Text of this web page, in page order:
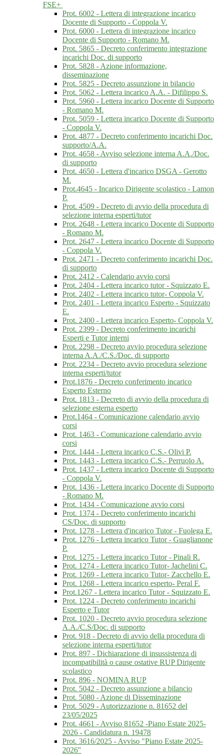
FSE+
Prot. 6002 - Lettera di integrazione incarico
Docente di Supporto - Coppola V.
Prot. 6000 - Lettera di integrazione incarico
Docente di Supporto - Romano M.
Prot. 5865 - Decreto conferimento integrazione
incarichi Doc. di supporto
Prot. 5828 - Azione informazione,
disseminazione
Prot. 5825 - Decreto assunzione in bilancio
Prot. 5062 - Lettera incarico A.A. - Difilippo S.
Prot. 5960 - Lettera incarico Docente di Supporto
- Romano M.
Prot. 5059 - Lettera incarico Docente di Supporto
- Coppola V.
Prot. 4877 - Decreto conferimento incarichi Doc.
supporto/A.A.
Prot. 4658 - Avviso selezione interna A.A./Doc.
di supporto
Prot. 4650 - Lettera d'incarico DSGA - Gerotto
M.
Prot.4645 - Incarico Dirigente scolastico - Lamon
P.
Prot. 4509 - Decreto di avvio della procedura di
selezione interna esperti/tutor
Prot. 2648 - Lettera incarico Docente di Supporto
- Romano M.
Prot. 2647 - Lettera incarico Docente di Supporto
- Coppola V.
Prot. 2471 - Decreto conferimento incarichi Doc.
di supporto
Prot. 2412 - Calendario avvio corsi
Prot. 2404 - Lettera incarico tutor - Squizzato E.
Prot. 2402 - Lettera incarico tutor- Coppola V.
Prot. 2401 - Lettera incarico Esperto - Squizzato
E.
Prot. 2400 - Lettera incarico Esperto- Coppola V.
Prot. 2399 - Decreto conferimento incarichi
Esperti e Tutor interni
Prot. 2298 - Decreto avvio procedura selezione
interna A.A./C.S./Doc. di supporto
Prot. 2234 - Decreto avvio procedura selezione
interna esperti/tutor
Prot.1876 - Decreto conferimento incarico
Esperto Esterno
Prot. 1813 - Decreto di avvio della procedura di
selezione esterna esperto
Prot.1464 - Comunicazione calendario avvio
corsi
Prot. 1463 - Comunicazione calendario avvio
corsi
Prot. 1444 - Lettera incarico C.S.- Olivi P.
Prot. 1443 - Lettera incarico C.S.- Perruolo A.
Prot. 1437 - Lettera incarico Docente di Supporto
- Coppola V.
Prot. 1436 - Lettera incarico Docente di Supporto
- Romano M.
Prot. 1434 - Comunicazione avvio corsi
Prot. 1374 - Decreto conferimento incarichi
CS/Doc. di supporto
Prot. 1278 - Lettera d'incarico Tutor - Fuolega E.
Prot. 1276 - Lettera incarico Tutor - Guaglianone
P.
Prot. 1275 - Lettera incarico Tutor - Pinali R.
Prot. 1274 - Lettera incarico Tutor- Jachelini C.
Prot. 1269 - Lettera incarico Tutor- Zacchello E.
Prot. 1268 - Lettera incarico esperto- Peral F.
Prot.1267 - Lettera incarico Tutor - Squizzato E.
Prot. 1224 - Decreto conferimento incarichi
Esperto e Tutor
Prot. 1020 - Decreto avvio procedura selezione
A.A./C.S/Doc. di supporto
Prot. 918 - Decreto di avvio della procedura di
selezione interna esperti/tutor
Prot. 897 - Dichiarazione di insussistenza di
incompatibilità o cause ostative RUP Dirigente
scolastico
Prot. 896 - NOMINA RUP
Prot. 5042 - Decreto assunzione a bilancio
Prot. 5080 - Azione di Disseminazione
Prot. 5029 - Autorizzazione n. 81652 del
23/05/2025
Prot. 4661 - Avviso 81652 -Piano Estate 2025-
2026 - Candidatura n. 19478
Prot. 3616/2025 - Avviso "Piano Estate 2025-
2026"